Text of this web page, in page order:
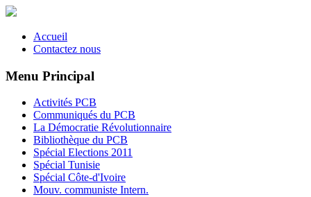
Accueil
Contactez nous
Menu Principal
Activités PCB
Communiqués du PCB
La Démocratie Révolutionnaire
Bibliothèque du PCB
Spécial Elections 2011
Spécial Tunisie
Spécial Côte-d'Ivoire
Mouv. communiste Intern.